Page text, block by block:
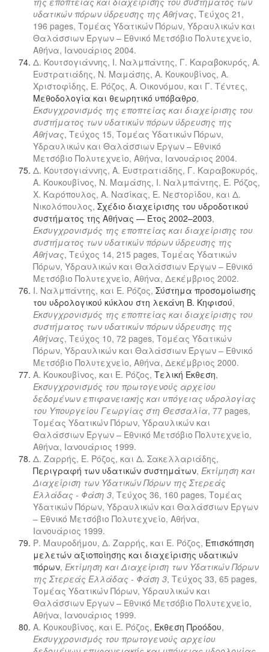
υδατικών πόρων ύδρευσης της Αθήνας, Τεύχος 21,
196 pages, Τομέας Υδατικών Πόρων, Υδραυλικών και
Θαλάσσιων Έργων – Εθνικό Μετσόβιο Πολυτεχνείο,
Αθήνα, Ιανουάριος 2004.
Δ. Κουτσογιάννης, Ι. Ναλμπάντης, Γ. Καραβοκυρός, Α.
Ευστρατιάδης, Ν. Μαμάσης, Α. Κουκουβίνος, Α.
Χριστοφίδης, Ε. Ρόζος, Α. Οικονόμου, και Γ. Τέντες,
Μεθοδολογία και θεωρητικό υπόβαθρο,
Εκσυγχρονισμός της εποπτείας και διαχείρισης του
συστήματος των υδατικών πόρων ύδρευσης της
Αθήνας, Τεύχος 15, Τομέας Υδατικών Πόρων,
Υδραυλικών και Θαλάσσιων Έργων – Εθνικό
Μετσόβιο Πολυτεχνείο, Αθήνα, Ιανουάριος 2004.
Δ. Κουτσογιάννης, Α. Ευστρατιάδης, Γ. Καραβοκυρός,
Α. Κουκουβίνος, Ν. Μαμάσης, Ι. Ναλμπάντης, Ε. Ρόζος,
Χ. Καρόπουλος, Α. Νασίκας, Ε. Νεστορίδου, και Δ.
Νικολόπουλος, Σχέδιο διαχείρισης του υδροδοτικού
συστήματος της Αθήνας — Έτος 2002–2003,
Εκσυγχρονισμός της εποπτείας και διαχείρισης του
συστήματος των υδατικών πόρων ύδρευσης της
Αθήνας, Τεύχος 14, 215 pages, Τομέας Υδατικών
Πόρων, Υδραυλικών και Θαλάσσιων Έργων – Εθνικό
Μετσόβιο Πολυτεχνείο, Αθήνα, Δεκέμβριος 2002.
Ι. Ναλμπάντης, και Ε. Ρόζος, Σύστημα προσομοίωσης
του υδρολογικού κύκλου στη λεκάνη Β. Κηφισού,
Εκσυγχρονισμός της εποπτείας και διαχείρισης του
συστήματος των υδατικών πόρων ύδρευσης της
Αθήνας, Τεύχος 10, 72 pages, Τομέας Υδατικών
Πόρων, Υδραυλικών και Θαλάσσιων Έργων – Εθνικό
Μετσόβιο Πολυτεχνείο, Αθήνα, Δεκέμβριος 2000.
Α. Κουκουβίνος, και Ε. Ρόζος, Τελική Έκθεση,
Εκσυγχρονισμός του πρωτογενούς αρχείου
δεδομένων επιφανειακής και υπόγειας υδρολογίας
του Υπουργείου Γεωργίας στη Θεσσαλία, 77 pages,
Τομέας Υδατικών Πόρων, Υδραυλικών και
Θαλάσσιων Έργων – Εθνικό Μετσόβιο Πολυτεχνείο,
Αθήνα, Ιανουάριος 1999.
Δ. Ζαρρής, Ε. Ρόζος, και Δ. Σακελλαριάδης,
Περιγραφή των υδατικών συστημάτων, Εκτίμηση και
Διαχείριση των Υδατικών Πόρων της Στερεάς
Ελλάδας - Φάση 3, Τεύχος 36, 160 pages, Τομέας
Υδατικών Πόρων, Υδραυλικών και Θαλάσσιων Έργων
– Εθνικό Μετσόβιο Πολυτεχνείο, Αθήνα,
Ιανουάριος 1999.
Ρ. Μαυροδήμου, Δ. Ζαρρής, και Ε. Ρόζος, Επισκόπηση
μελετών αξιοποίησης και διαχείρισης υδατικών
πόρων, Εκτίμηση και Διαχείριση των Υδατικών Πόρων
της Στερεάς Ελλάδας - Φάση 3, Τεύχος 33, 65 pages,
Τομέας Υδατικών Πόρων, Υδραυλικών και
Θαλάσσιων Έργων – Εθνικό Μετσόβιο Πολυτεχνείο,
Αθήνα, Ιανουάριος 1999.
Α. Κουκουβίνος, και Ε. Ρόζος, Έκθεση Προόδου,
Εκσυγχρονισμός του πρωτογενούς αρχείου